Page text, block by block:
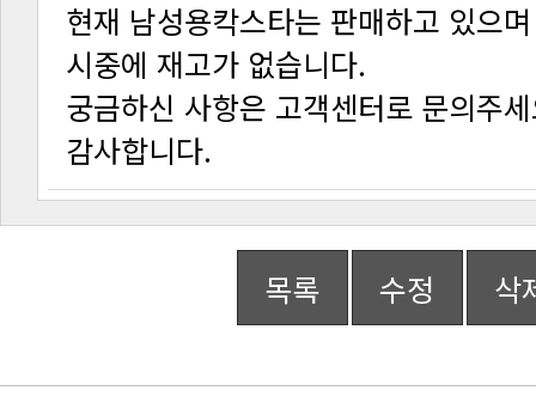
시중에 재고가 없습니다.
궁금하신 사항은 고객센터로 문의주
감사합니다.
목록 수정 삭